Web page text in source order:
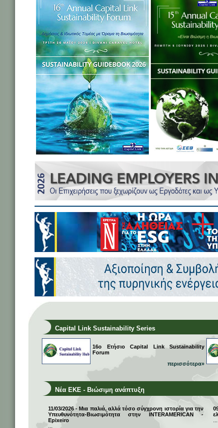
Capital Link Sustainability Series
16ο Ετήσιο Capital Link Sustainability
Forum
περισσότερα»
Νέα ΕΚΕ - Βιώσιμη ανάπτυξη
11/03/2026 - Μια παλιά, αλλά τόσο σύγχρονη ιστορία για την
Υπευθυνότητα-Βιωσιμότητα στην INTERAMERICAN -
Epixeiro